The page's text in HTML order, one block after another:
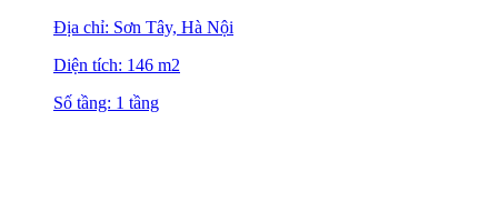
Địa chỉ: Sơn Tây, Hà Nội
Diện tích: 146 m2
Số tầng: 1 tầng